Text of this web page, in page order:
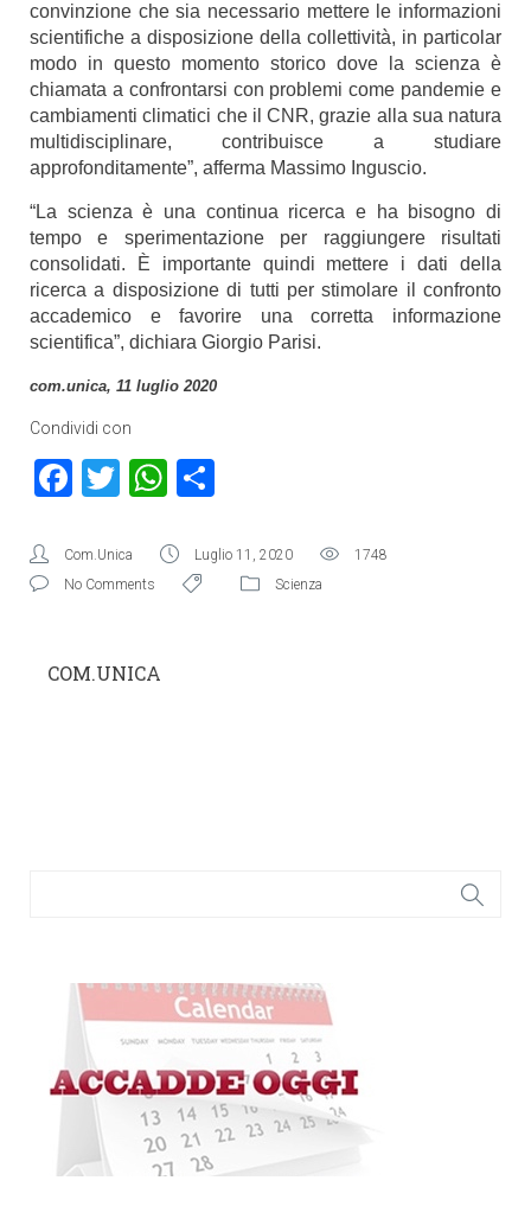
convinzione che sia necessario mettere le informazioni
scientifiche a disposizione della collettività, in particolar
modo in questo momento storico dove la scienza è
chiamata a confrontarsi con problemi come pandemie e
cambiamenti climatici che il CNR, grazie alla sua natura
multidisciplinare, contribuisce a studiare
approfonditamente”, afferma Massimo Inguscio.
“La scienza è una continua ricerca e ha bisogno di
tempo e sperimentazione per raggiungere risultati
consolidati. È importante quindi mettere i dati della
ricerca a disposizione di tutti per stimolare il confronto
accademico e favorire una corretta informazione
scientifica”, dichiara Giorgio Parisi.
com.unica, 11 luglio 2020
Condividi con
Facebook
TwitterWhatsApp
Com.Unica Luglio 11, 2020
1748
No Comments
Scienza
COM.UNICA